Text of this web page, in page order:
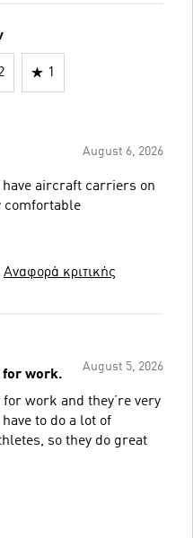
1
August 6, 2026
aircraft carriers on
comfortable
Αναφορά κριτικής
August 5, 2026
for work.
for work and they’re very
to do a lot of
so they do great